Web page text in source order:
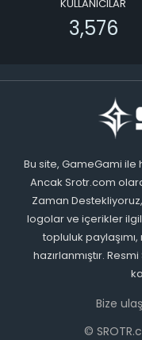
KULLANICILAR
3,576
Bu site, GameGami
Ancak Srotr.com
Zaman
logolar ve içerikler
topluluk
hazırlanmıştır.
Bize
©